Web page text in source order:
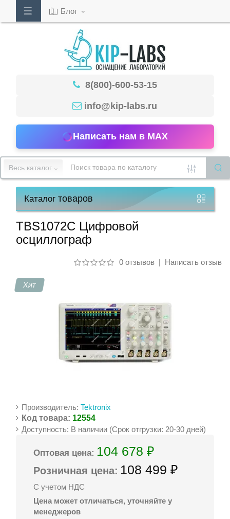
53-
15
работы
Блог
8(800)-600-53-15
info@kip-labs.ru
Написать нам в MAX
Весь каталог
Каталогтоваров
TBS1072C Цифровой
осциллограф
0 отзывов| Написать отзыв
Хит
Производитель:Tektronix
Код товара: 12554
Доступность: В наличии (Срок отгрузки: 20-30 дней)
Оптовая цена: 104 678 ₽
Розничная цена: 108 499 ₽
С учетом НДС
Цена может отличаться, уточняйте у
менеджеров